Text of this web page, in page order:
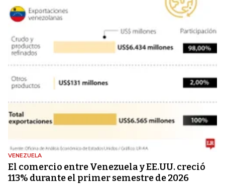
VENEZUELA
El comercio entre Venezuela y EE.UU. creció
113% durante el primer semestre de 2026